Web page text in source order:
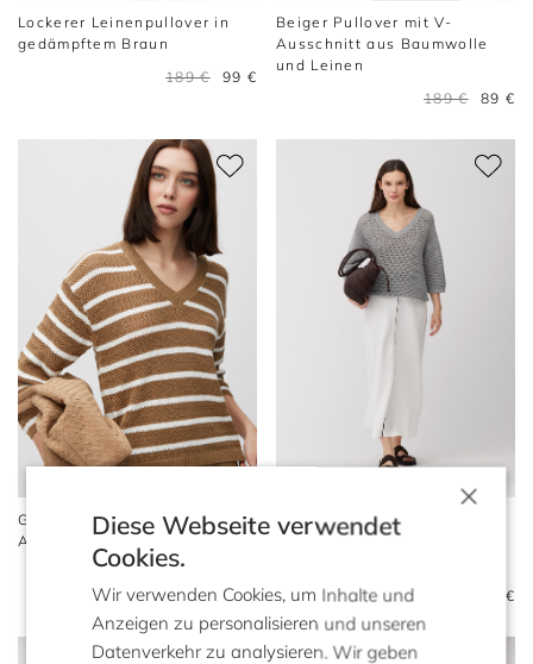
Lockerer Leinenpullover in
gedämpftem Braun
189 €
99 €
Beiger Pullover mit V-
Ausschnitt aus Baumwolle
und Leinen
189 €
89 €
Gestreifter Pullover mit V-
Ausschnitt
Grauer Pullover mit V-
Ausschnitt aus Baumwolle
99 €
×
Diese Webseite verwendet
Cookies.
Wir verwenden Cookies, um Inhalte und
Anzeigen zu personalisieren und unseren
Datenverkehr zu analysieren. Wir geben